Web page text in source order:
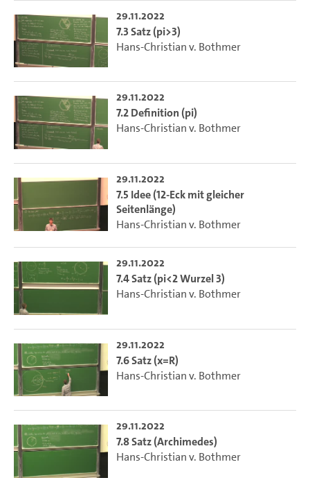
29.11.2022
7.3 Satz (pi>3)
Hans-Christian v. Bothmer
29.11.2022
7.2 Definition (pi)
Hans-Christian v. Bothmer
29.11.2022
7.5 Idee (12-Eck mit gleicher
Seitenlänge)
Hans-Christian v. Bothmer
29.11.2022
7.4 Satz (pi<2 Wurzel 3)
Hans-Christian v. Bothmer
29.11.2022
7.6 Satz (x=R)
Hans-Christian v. Bothmer
29.11.2022
7.8 Satz (Archimedes)
Hans-Christian v. Bothmer